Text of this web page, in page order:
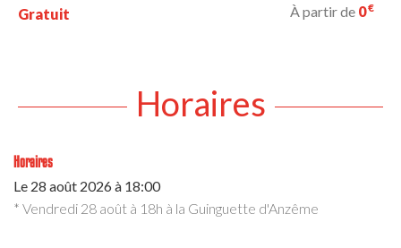
Gratuit À partir de 0€
Horaires
Horaires
Le 28 août 2026à 18:00
* Vendredi 28 août à 18h à la Guinguette d'Anzême